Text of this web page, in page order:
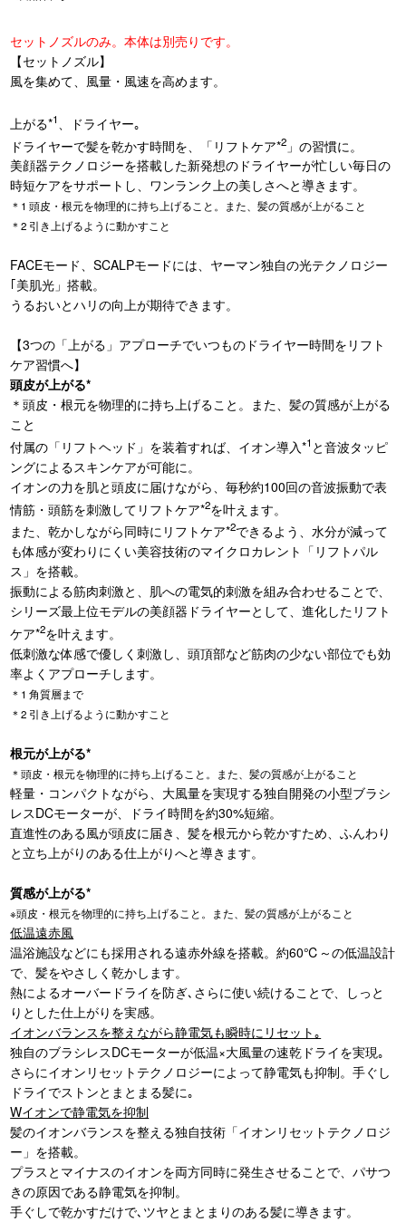
セットノズルのみ。本体は別売りです。
【セットノズル】
風を集めて、風量・風速を高めます。
上がる*1
、ドライヤー｡
ドライヤーで髪を乾かす時間を、「リフトケア*2 」の習慣に。
美顔器テクノロジーを搭載した新発想のドライヤーが忙しい毎日の
時短ケアをサポートし、ワンランク上の美しさへと導きます。
＊1 頭皮・根元を物理的に持ち上げること。また、髪の質感が上がること
＊2 引き上げるように動かすこと
FACEモード、SCALPモードには、ヤーマン独自の光テクノロジー
｢美肌光」搭載。
うるおいとハリの向上が期待できます。
【3つの「上がる」アプローチでいつものドライヤー時間をリフト
ケア習慣へ】
頭皮が上がる*
＊頭皮・根元を物理的に持ち上げること。また、髪の質感が上がる
こと
付属の「リフトヘッド」を装着すれば、イオン導入*1 と音波タッピ
ングによるスキンケアが可能に。
イオンの力を肌と頭皮に届けながら、毎秒約100回の音波振動で表
情筋・頭筋を刺激してリフトケア*2を叶えます。
また、乾かしながら同時にリフトケア*2できるよう、水分が減って
も体感が変わりにくい美容技術のマイクロカレント「リフトパル
ス」を搭載。
振動による筋肉刺激と、肌への電気的刺激を組み合わせることで、
シリーズ最上位モデルの美顔器ドライヤーとして、進化したリフト
ケア*2を叶えます。
低刺激な体感で優しく刺激し、頭頂部など筋肉の少ない部位でも効
率よくアプローチします。
＊1 角質層まで
＊2 引き上げるように動かすこと
根元が上がる*
＊頭皮・根元を物理的に持ち上げること。また、髪の質感が上がること
軽量・コンパクトながら、大風量を実現する独自開発の小型ブラシ
レスDCモーターが、ドライ時間を約30%短縮。
直進性のある風が頭皮に届き、髪を根元から乾かすため、ふんわり
と立ち上がりのある仕上がりへと導きます。
質感が上がる*
※頭皮・根元を物理的に持ち上げること。また、髪の質感が上がること
低温遠赤風
温浴施設などにも採用される遠赤外線を搭載。約60℃～の低温設計
で、髪をやさしく乾かします。
熱によるオーバードライを防ぎ､さらに使い続けることで、しっと
りとした仕上がりを実感。
イオンバランスを整えながら静電気も瞬時にリセット｡
独自のブラシレスDCモーターが低温×大風量の速乾ドライを実現｡
さらにイオンリセットテクノロジーによって静電気も抑制。手ぐし
ドライでストンとまとまる髪に｡
Wイオンで静電気を抑制
髪のイオンバランスを整える独自技術「イオンリセットテクノロジ
ー」を搭載。
プラスとマイナスのイオンを両方同時に発生させることで、パサつ
きの原因である静電気を抑制。
手ぐしで乾かすだけで､ツヤとまとまりのある髪に導きます。